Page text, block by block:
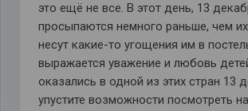
это ещё не все. В этот день, 13
просыпаются немного раньше, чем
несут какие-то угощения им в
выражается уважение и любовь
оказались в одной из этих стран 13
упустите возможности посмотреть на